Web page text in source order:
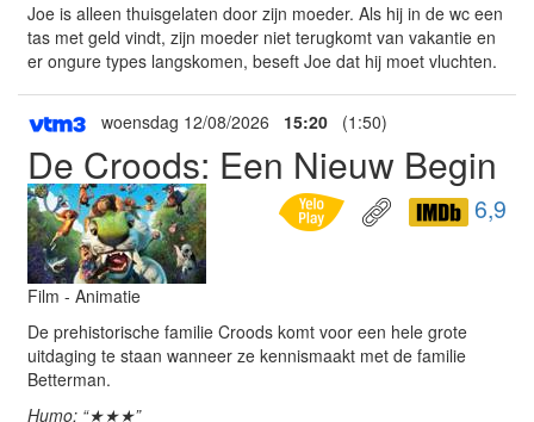
Joe is alleen thuisgelaten door zijn moeder. Als hij in de wc een
tas met geld vindt, zijn moeder niet terugkomt van vakantie en
er ongure types langskomen, beseft Joe dat hij moet vluchten.
woensdag 12/08/2026 15:20 (1:50)
De Croods: Een Nieuw Begin
6,9
Film - Animatie
De prehistorische familie Croods komt voor een hele grote
uitdaging te staan wanneer ze kennismaakt met de familie
Betterman.
Humo: “★★★”